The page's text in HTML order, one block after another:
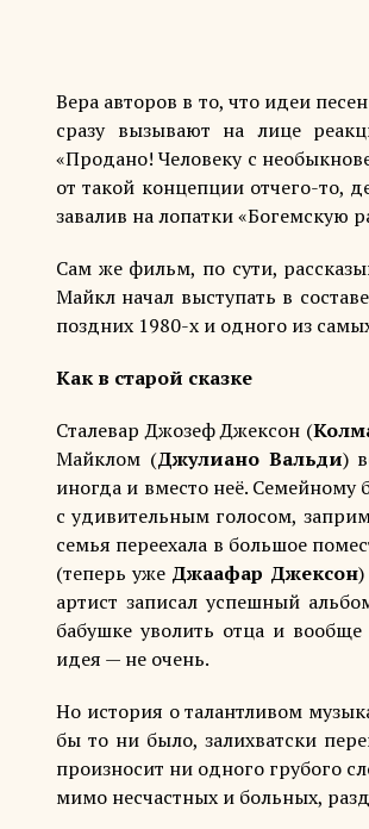
Вера авторов в то, что идеи
сразу вызывают на лице
«Продано! Человеку с
от такой концепции отчего-то,
завалив на лопатки «Богемскую
Сам же фильм, по сути,
Майкл начал выступать в
поздних 1980-х и одного из
Как в старой сказке
Сталевар Джозеф Джексон (
Майклом (Джулиано Вальди)
иногда и вместо неё. Семейному
с удивительным голосом,
семья переехала в большое
(теперь уже Джаафар Джексон)
артист записал успешный
бабушке уволить отца и
идея — не очень.
Но история о талантливом
бы то ни было, залихватски
произносит ни одного грубого
мимо несчастных и больных,